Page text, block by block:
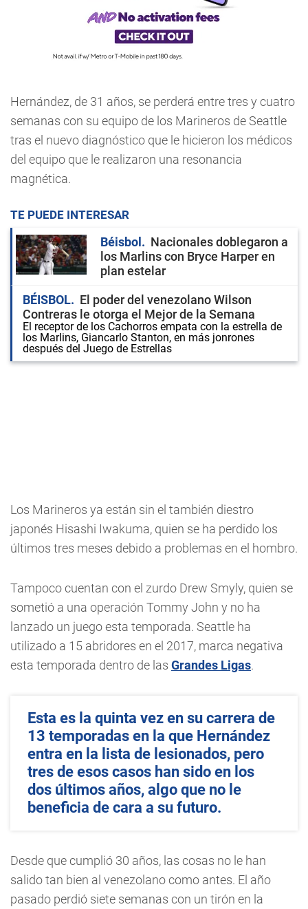
Hernández, de 31 años, se perderá entre tres y cuatro
semanas con su equipo de los Marineros de Seattle
tras el nuevo diagnóstico que le hicieron los médicos
del equipo que le realizaron una resonancia
magnética.
TE PUEDE INTERESAR
Béisbol
Nacionales doblegaron a
los Marlins con Bryce Harper en
plan estelar
BÉISBOL
El poder del venezolano Wilson
Contreras le otorga el Mejor de la Semana
El receptor de los Cachorros empata con la estrella de
los Marlins, Giancarlo Stanton, en más jonrones
después del Juego de Estrellas
Los Marineros ya están sin el también diestro
japonés Hisashi Iwakuma, quien se ha perdido los
últimos tres meses debido a problemas en el hombro.
Tampoco cuentan con el zurdo Drew Smyly, quien se
sometió a una operación Tommy John y no ha
lanzado un juego esta temporada. Seattle ha
utilizado a 15 abridores en el 2017, marca negativa
esta temporada dentro de las Grandes Ligas.
Esta es la quinta vez en su carrera de
13 temporadas en la que Hernández
entra en la lista de lesionados, pero
tres de esos casos han sido en los
dos últimos años, algo que no le
beneficia de cara a su futuro.
Desde que cumplió 30 años, las cosas no le han
salido tan bien al venezolano como antes. El año
pasado perdió siete semanas con un tirón en la